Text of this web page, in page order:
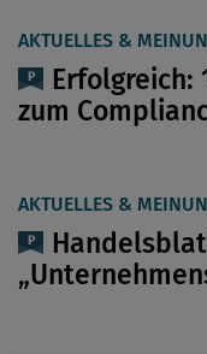
AKTUELLES &
Erfolgreich:
zum
AKTUELLES &